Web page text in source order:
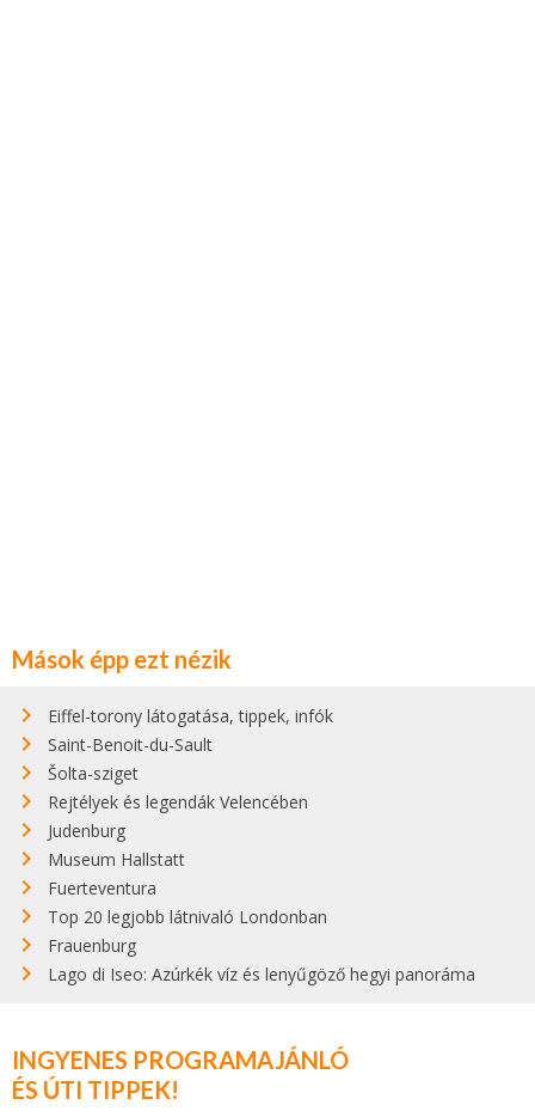
Mások épp ezt nézik
Eiffel-torony látogatása, tippek, infók
Saint-Benoit-du-Sault
Šolta-sziget
Rejtélyek és legendák Velencében
Judenburg
Museum Hallstatt
Fuerteventura
Top 20 legjobb látnivaló Londonban
Frauenburg
Lago di Iseo: Azúrkék víz és lenyűgöző hegyi panoráma
INGYENES PROGRAMAJÁNLÓ
ÉS ÚTI TIPPEK!